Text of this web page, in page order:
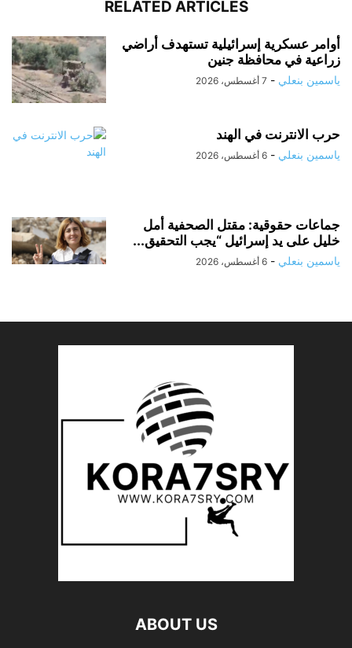
RELATED ARTICLES
أوامر عسكرية إسرائيلية تستهدف أراضي
زراعية في محافظة جنين
ياسمين بنعلي - 7 أغسطس، 2026
حرب الانترنت في الهند
ياسمين بنعلي - 6 أغسطس، 2026
جماعات حقوقية: مقتل الصحفية أمل
خليل على يد إسرائيل “يجب التحقيق...
ياسمين بنعلي - 6 أغسطس، 2026
ABOUT US